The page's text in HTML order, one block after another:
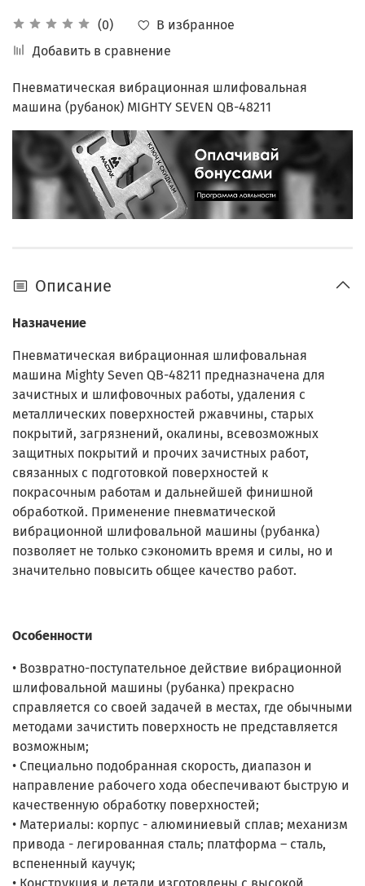
(0)
В избранное
Добавить в сравнение
Пневматическая вибрационная шлифовальная
машина (рубанок) MIGHTY SEVEN QB-48211
Описание
Назначение
Пневматическая вибрационная шлифовальная
машина Mighty Seven QB-48211 предназначена для
зачистных и шлифовочных работы, удаления с
металлических поверхностей ржавчины, старых
покрытий, загрязнений, окалины, всевозможных
защитных покрытий и прочих зачистных работ,
связанных с подготовкой поверхностей к
покрасочным работам и дальнейшей финишной
обработкой. Применение пневматической
вибрационной шлифовальной машины (рубанка)
позволяет не только сэкономить время и силы, но и
значительно повысить общее качество работ.
Особенности
• Возвратно-поступательное действие вибрационной
шлифовальной машины (рубанка) прекрасно
справляется со своей задачей в местах, где обычными
методами зачистить поверхность не представляется
возможным;
• Специально подобранная скорость, диапазон и
направление рабочего хода обеспечивают быструю и
качественную обработку поверхностей;
• Материалы: корпус - алюминиевый сплав; механизм
привода - легированная сталь; платформа – сталь,
вспененный каучук;
• Конструкция и детали изготовлены с высокой